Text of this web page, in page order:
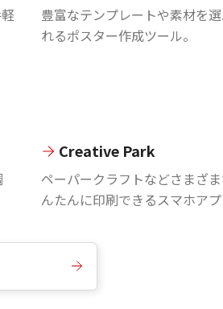
豊富なテンプレートや素材を
れるポスター作成ツール。
Creative Park
ペーパークラフトなどさまざ
んたんに印刷できるスマホアプ